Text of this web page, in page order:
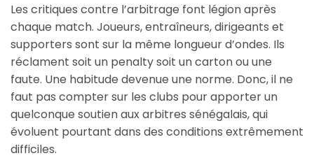
Les critiques contre l’arbitrage font légion après
chaque match. Joueurs, entraîneurs, dirigeants et
supporters sont sur la même longueur d’ondes. Ils
réclament soit un penalty soit un carton ou une
faute. Une habitude devenue une norme. Donc, il ne
faut pas compter sur les clubs pour apporter un
quelconque soutien aux arbitres sénégalais, qui
évoluent pourtant dans des conditions extrêmement
difficiles.